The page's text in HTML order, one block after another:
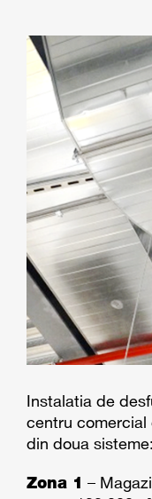
Instalatia de
centru comercial
din doua sisteme:
Zona 1
–